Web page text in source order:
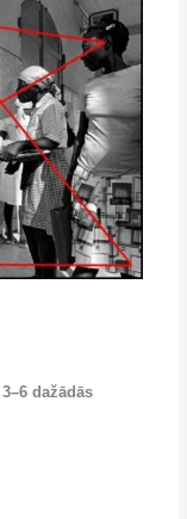
3–6 dažādās